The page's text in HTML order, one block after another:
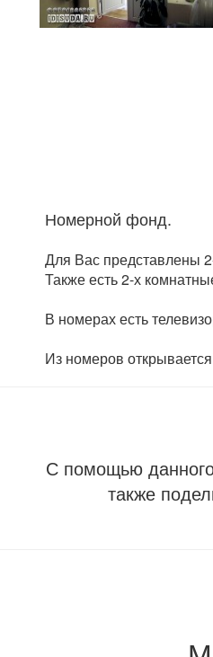
Номерной фонд.
Для Вас представлены
Также есть 2-х
В номерах есть
Из номеров
С помощью
также